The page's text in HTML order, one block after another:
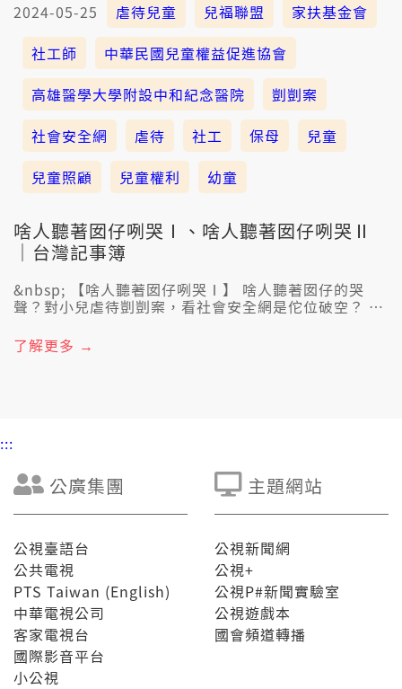
2024-05-25 虐待兒童 兒福聯盟
家扶基金會
社工師
中華民國兒童權益促進協會
高雄醫學大學附設中和紀念醫院
剴剴案
社會安全網
虐待 社工 保母
兒童
兒童照顧
兒童權利 幼童
啥人聽著囡仔咧哭Ⅰ、啥人聽著囡仔咧哭Ⅱ
｜台灣記事簿
&nbsp; 【啥人聽著囡仔咧哭Ⅰ】 啥人聽著囡仔的哭
聲？對小兒虐待剴剴案，看社會安全網是佗位破空？ 佇
道，喝口號欲為受虐致死的剴剴討公道。明明囡仔已經
進入社會安全網，是按怎剴剴閣會去拄著按呢的代誌？
了解更多 →
:::
公廣集團
公視臺語台
公共電視
PTS Taiwan (English)
中華電視公司
客家電視台
國際影音平台
小公視
主題網站
公視新聞網
公視+
公視P#新聞實驗室
公視遊戲本
國會頻道轉播